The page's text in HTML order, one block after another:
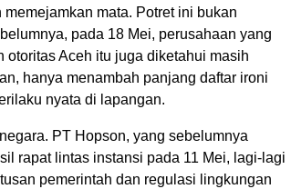
mata. Potret ini bukan
pada 18 Mei, perusahaan yang
otoritas Aceh itu juga diketahui masih
hanya menambah panjang daftar ironi
nyata di lapangan.
PT Hopson, yang sebelumnya
rapat lintas instansi pada 11 Mei, lagi-lagi
pemerintah dan regulasi lingkungan